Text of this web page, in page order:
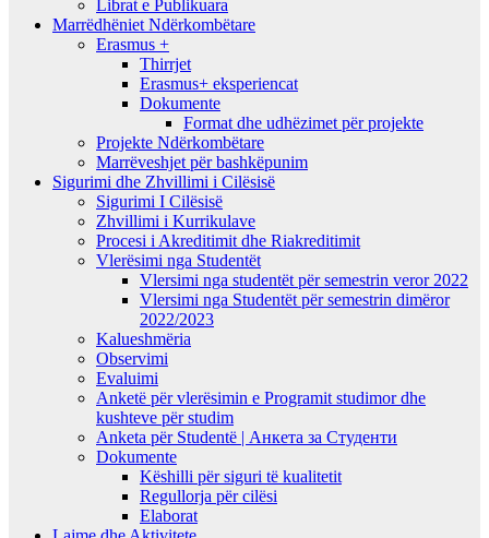
Librat e Publikuara
Marrëdhëniet Ndërkombëtare
Erasmus +
Thirrjet
Erasmus+ eksperiencat
Dokumente
Format dhe udhëzimet për projekte
Projekte Ndërkombëtare
Marrëveshjet për bashkëpunim
Sigurimi dhe Zhvillimi i Cilësisë
Sigurimi I Cilësisë
Zhvillimi i Kurrikulave
Procesi i Akreditimit dhe Riakreditimit
Vlerësimi nga Studentët
Vlersimi nga studentët për semestrin veror 2022
Vlersimi nga Studentët për semestrin dimëror
2022/2023
Kalueshmëria
Observimi
Evaluimi
Anketë për vlerësimin e Programit studimor dhe
kushteve për studim
Anketa për Studentë | Анкета за Студенти
Dokumente
Këshilli për siguri të kualitetit
Regullorja për cilësi
Elaborat